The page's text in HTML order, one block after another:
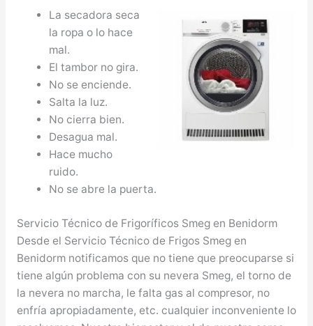
La secadora seca
la ropa o lo hace
mal.
El tambor no gira.
No se enciende.
Salta la luz.
No cierra bien.
Desagua mal.
Hace mucho
ruido.
No se abre la puerta.
Servicio Técnico de Frigoríficos Smeg en Benidorm
Desde el Servicio Técnico de Frigos Smeg en
Benidorm notificamos que no tiene que preocuparse si
tiene algún problema con su nevera Smeg, el torno de
la nevera no marcha, le falta gas al compresor, no
enfría apropiadamente, etc. cualquier inconveniente lo